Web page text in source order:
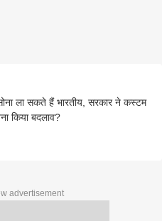
ला सकते हैं भारतीय, सरकार ने कस्टम
किया बदलाव?
advertisement